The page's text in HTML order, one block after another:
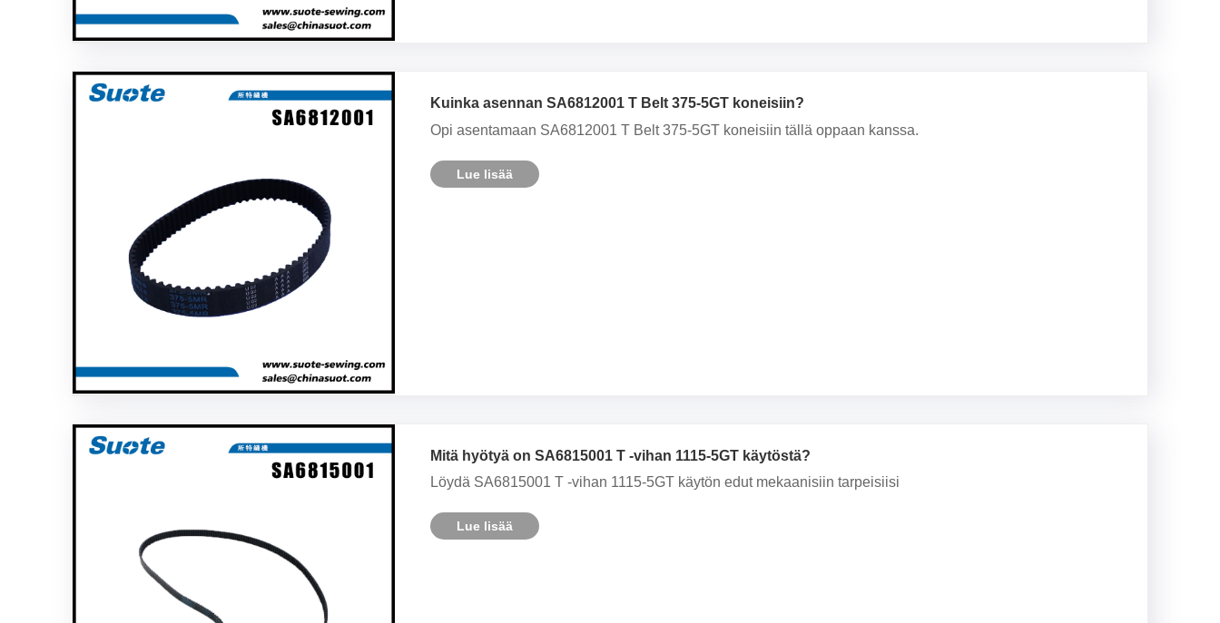
Kuinka asennan SA6812001 T Belt 375-5GT koneisiin?
Opi asentamaan SA6812001 T Belt 375-5GT koneisiin tällä oppaan kanssa.
Lue lisää
Mitä hyötyä on SA6815001 T -vihan 1115-5GT käytöstä?
Löydä SA6815001 T -vihan 1115-5GT käytön edut mekaanisiin tarpeisiisi
Lue lisää